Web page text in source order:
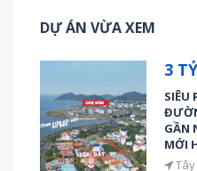
DỰ ÁN VỪA XEM
3
SIÊU
GẦN
MỚI